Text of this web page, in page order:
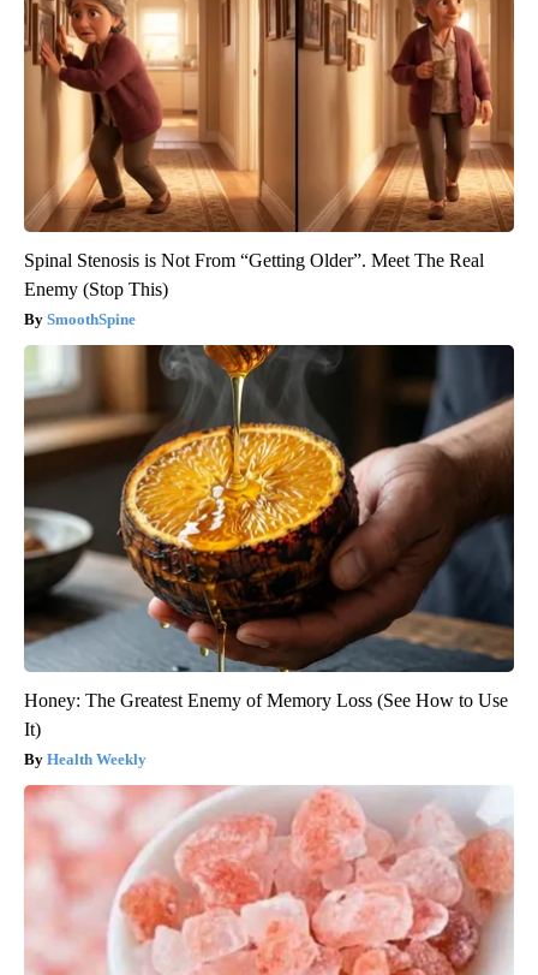
Spinal Stenosis is Not From “Getting Older”. Meet The Real
Enemy (Stop This)
SmoothSpine
Honey: The Greatest Enemy of Memory Loss (See How to Use
It)
Health Weekly